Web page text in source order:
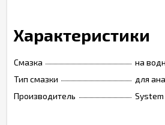
Характеристики
Смазка
на
Тип смазки
для
Производитель
System